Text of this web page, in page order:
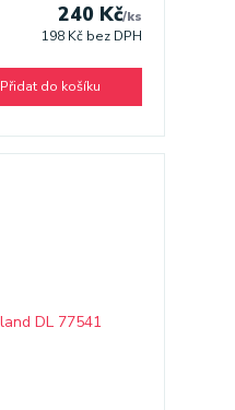
240 Kč/ks
198 Kč bez DPH
Přidat do košíku